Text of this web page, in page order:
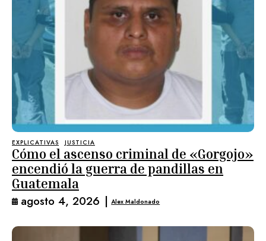
EXPLICATIVAS JUSTICIA
Cómo el ascenso criminal de «Gorgojo»
encendió la guerra de pandillas en
Guatemala
agosto 4, 2026 | Alex Maldonado